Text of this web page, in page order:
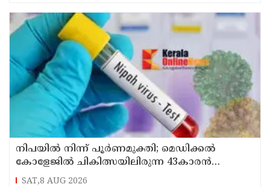
നിപയിൽ നിന്ന് പൂർണമുക്തി; മെഡിക്കൽ
കോളേജിൽ ചികിത്സയിലിരുന്ന 43കാരൻ
വീട്ടിലേക്ക് മടങ്ങി
SAT,8 AUG 2026